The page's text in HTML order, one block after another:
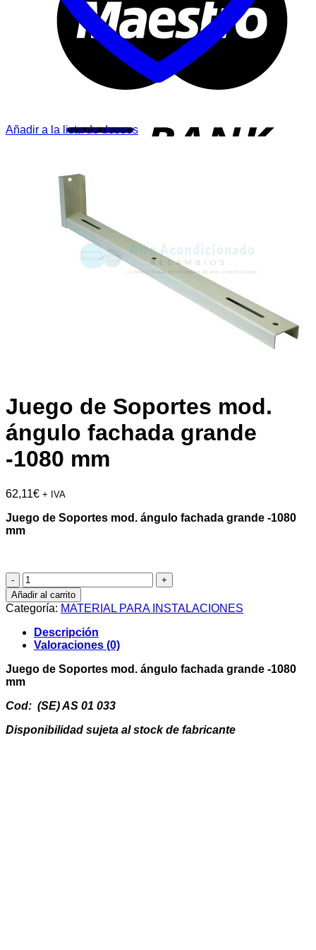
Añadir a la lista de deseos
Juego de Soportes mod.
ángulo fachada grande
-1080 mm
62,11€ + IVA
Juego de Soportes mod. ángulo fachada grande -1080
mm
Juego
de
Soportes
mod.
ángulo
fachada
grande
-1080
mm
Añadir al carrito
Categoría: MATERIAL PARA INSTALACIONES
Descripción
Valoraciones (0)
Juego de Soportes mod. ángulo fachada grande -1080
mm
Cod: (SE) AS 01 033
Disponibilidad sujeta al stock de fabricante